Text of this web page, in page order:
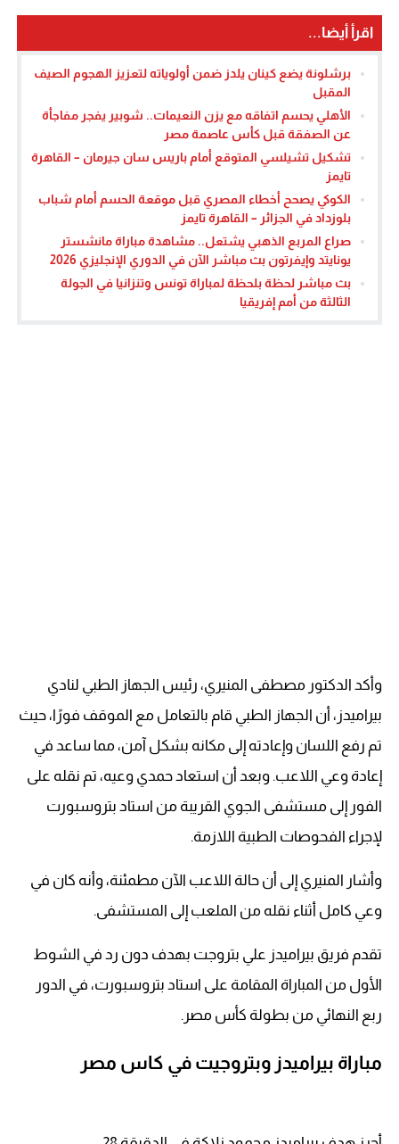
اقرأ أيضا...
برشلونة يضع كينان يلدز ضمن أولوياته لتعزيز الهجوم الصيف
المقبل
الأهلي يحسم اتفاقه مع يزن النعيمات.. شوبير يفجر مفاجأة
عن الصفقة قبل كأس عاصمة مصر
تشكيل تشيلسي المتوقع أمام باريس سان جيرمان – القاهرة
تايمز
الكوكي يصحح أخطاء المصري قبل موقعة الحسم أمام شباب
بلوزداد في الجزائر – القاهرة تايمز
صراع المربع الذهبي يشتعل.. مشاهدة مباراة مانشستر
يونايتد وإيفرتون بث مباشر الآن في الدوري الإنجليزي 2026
بث مباشر لحظة بلحظة لمباراة تونس وتنزانيا في الجولة
الثالثة من أمم إفريقيا
وأكد الدكتور مصطفى المنيري، رئيس الجهاز الطبي لنادي
بيراميدز، أن الجهاز الطبي قام بالتعامل مع الموقف فورًا، حيث
تم رفع اللسان وإعادته إلى مكانه بشكل آمن، مما ساعد في
إعادة وعي اللاعب. وبعد أن استعاد حمدي وعيه، تم نقله على
الفور إلى مستشفى الجوي القريبة من استاد بتروسبورت
لإجراء الفحوصات الطبية اللازمة.
وأشار المنيري إلى أن حالة اللاعب الآن مطمئنة، وأنه كان في
وعي كامل أثناء نقله من الملعب إلى المستشفى.
تقدم فريق بيراميدز علي بتروجت بهدف دون رد في الشوط
الأول من المباراة المقامة على استاد بتروسبورت، في الدور
ربع النهائي من بطولة كأس مصر.
مباراة بيراميدز وبتروجيت في كاس مصر